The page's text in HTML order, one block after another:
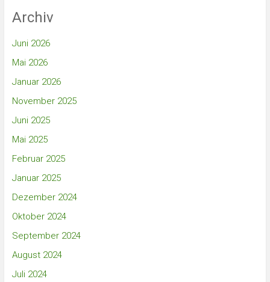
Archiv
Juni 2026
Mai 2026
Januar 2026
November 2025
Juni 2025
Mai 2025
Februar 2025
Januar 2025
Dezember 2024
Oktober 2024
September 2024
August 2024
Juli 2024